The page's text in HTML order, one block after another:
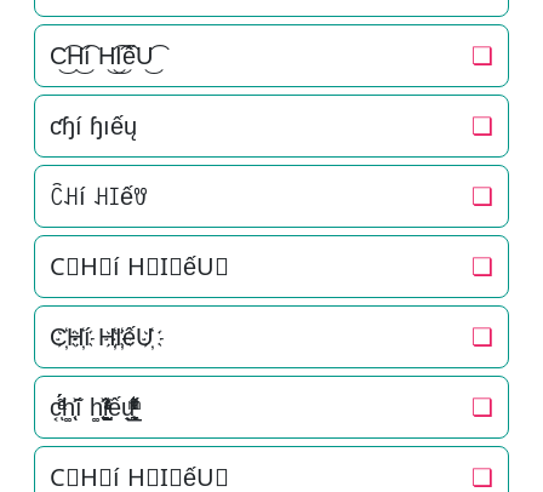
C͜͡H͜͡í H͜͡I͜͡ếU͜͡ ❏
ƈɧí ɧıếų ❏
ꉓꃅí ꃅꀤếꀎ ❏
C⃟H⃟í H⃟I⃟ếU⃟ ❏
C҉H҉í H҉I҉ếU҉ ❏
c͔ͣͦ́́͂ͅh͚̖̜̍̃͐í h͚̖̜̍̃͐i̞̟̫̺ͭ̒ͭͣếu̟͎̲͕̼̳͉̲ͮͫͭ̋ͭ͛ͣ̈ ❏
C⃗H⃗í H⃗I⃗ếU⃗ ❏